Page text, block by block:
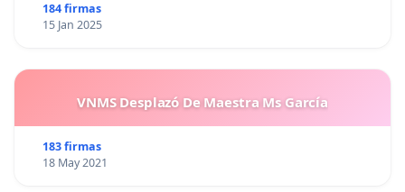
184 firmas
15 Jan 2025
VNMS Desplazó De Maestra Ms García
183 firmas
18 May 2021